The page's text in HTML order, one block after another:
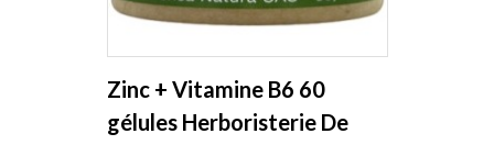
Zinc + Vitamine B6 60
gélules Herboristerie De